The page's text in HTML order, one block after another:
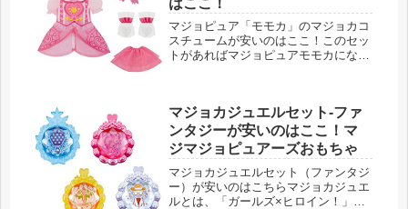
はここ！
マジョピュア「モモカ」のマジョカコ
スチュームが安いのはここ！このセッ
トがあればマジョピュアモモカになり
人、明るく元気な魔法戦士「愛乃モモ
カ...
マジョカジュエルセット-ファ
ンタジーが安いのはここ！マ
ジマジョピュアーズおもちゃ
マジョカジュエルセット（ファンタジ
ー）が安いのはこちらマジョカジュエ
ルとは、「ガールズ×ヒロイン！」シ